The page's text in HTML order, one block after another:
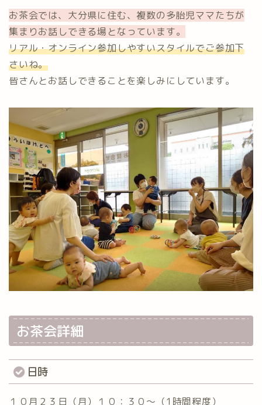
お茶会では、大分県に住む、複数の多胎児ママたちが
集まりお話しできる場となっています。
リアル・オンライン参加しやすいスタイルでご参加下
さいね。
皆さんとお話しできることを楽しみにしています。
お茶会詳細
日時
１０月２３日（月）１０：３０～（1時間程度）